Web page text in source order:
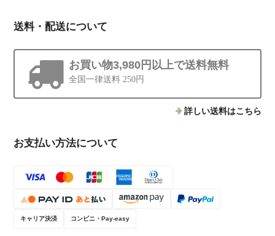
送料・配送について
お買い物3,980円以上で送料無料
全国一律送料 250円
詳しい送料はこちら
お支払い方法について
キャリア決済 コンビニ・Pay-easy